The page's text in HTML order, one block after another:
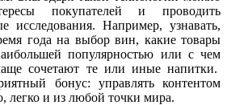
покупателей и проводить
исследования. Например, узнавать,
года на выбор вин, какие товары
популярностью или с чем
сочетают те или иные напитки.
бонус: управлять контентом
легко и из любой точки мира.